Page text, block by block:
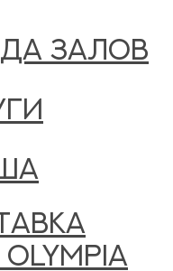
ЗАЛОВ